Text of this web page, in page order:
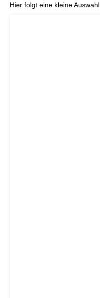
Hier folgt eine kleine Auswahl.